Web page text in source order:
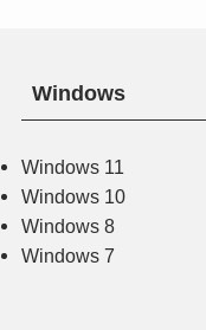
Windows
Windows 11
Windows 10
Windows 8
Windows 7